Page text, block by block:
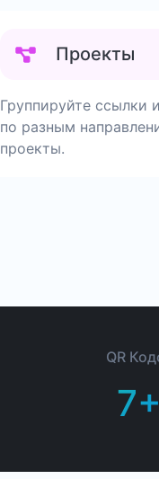
Проекты
Группируйте ссылки
по разным
проекты.
QR
7+